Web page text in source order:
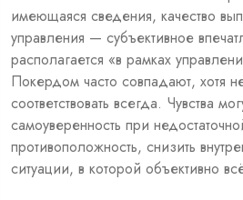
имеющаяся сведения, качество
управления — субъективное
располагается «в рамках
Покердом часто совпадают, хотя
соответствовать всегда. Чувства
самоуверенность при
противоположность, снизить
ситуации, в которой объективно